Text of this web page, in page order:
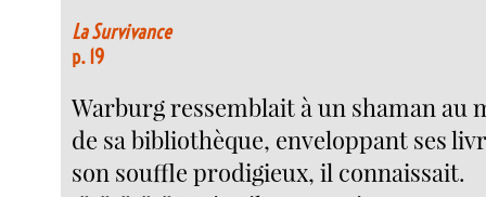
La Survivance
p. 19
Warburg ressemblait à un shaman au
de sa bibliothèque, enveloppant ses
son souffle prodigieux, il connaissait.